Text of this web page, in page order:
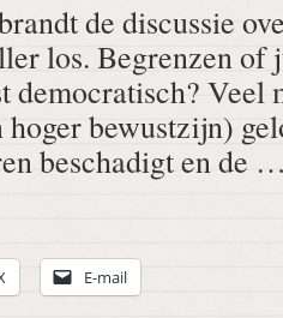
de discussie
los. Begrenzen
Veel
hoger bewustzijn)
beschadigt en de
E-mail